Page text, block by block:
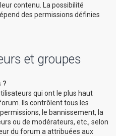
contenu. La possibilité
des permissions définies
et groupes
?
qui ont le plus haut
Ils contrôlent tous les
le bannissement, la
ou de modérateurs, etc., selon
du forum a attribuées aux